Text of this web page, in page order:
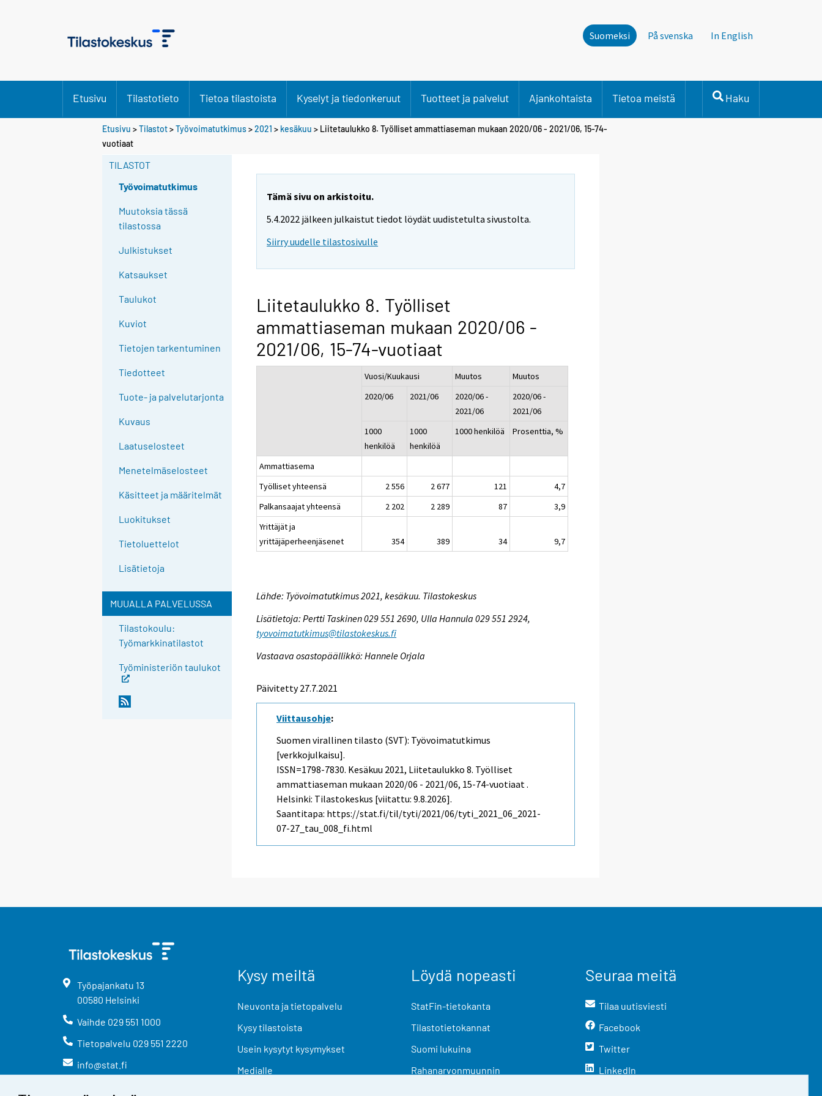
Suomeksi På svenska In English
Etusivu Tilastotieto Tietoa tilastoista Kyselyt ja tiedonkeruut Tuotteet ja palvelut Ajankohtaista Tietoa meistä Haku
Etusivu >Tilastot>Työvoimatutkimus>2021 > kesäkuu > Liitetaulukko 8. Työlliset ammattiaseman mukaan 2020/06 - 2021/06, 15-74-
vuotiaat
TILASTOT
Työvoimatutkimus
Muutoksia tässä
tilastossa
Julkistukset
Katsaukset
Taulukot
Kuviot
Tietojen tarkentuminen
Tiedotteet
Tuote- ja palvelutarjonta
Kuvaus
Laatuselosteet
Menetelmäselosteet
Käsitteet ja määritelmät
Luokitukset
Tietoluettelot
Lisätietoja
MUUALLA PALVELUSSA
Tilastokoulu:
Työmarkkinatilastot
Työministeriön taulukot
Tämä sivu on arkistoitu.
5.4.2022 jälkeen julkaistut tiedot löydät uudistetulta sivustolta.
Siirry uudelle tilastosivulle
Liitetaulukko 8. Työlliset
ammattiaseman mukaan 2020/06 -
2021/06, 15-74-vuotiaat
Vuosi/Kuukausi Muutos
Muutos
2020/06
2021/06
2020/06 -
2021/06
2020/06 -
2021/06
1000
henkilöä
1000
henkilöä
1000 henkilöä Prosenttia, %
Ammattiasema
Työlliset yhteensä
2 556 2 677 121
4,7
Palkansaajat yhteensä
2 202 2 289 87
3,9
Yrittäjät ja
yrittäjäperheenjäsenet
354 389 34 9,7
Lähde: Työvoimatutkimus 2021, kesäkuu. Tilastokeskus
Lisätietoja: Pertti Taskinen 029 551 2690, Ulla Hannula 029 551 2924,
tyovoimatutkimus@tilastokeskus.fi
Vastaava osastopäällikkö: Hannele Orjala
Päivitetty 27.7.2021
Viittausohje:
Suomen virallinen tilasto (SVT): Työvoimatutkimus
[verkkojulkaisu].
ISSN=1798-7830. Kesäkuu 2021, Liitetaulukko 8. Työlliset
ammattiaseman mukaan 2020/06 - 2021/06, 15-74-vuotiaat .
Helsinki: Tilastokeskus [viitattu: 9.8.2026].
Saantitapa: https://stat.fi/til/tyti/2021/06/tyti_2021_06_2021-
07-27_tau_008_fi.html
Työpajankatu 13
00580 Helsinki
Vaihde 029 551 1000
Tietopalvelu 029 551 2220
info@stat.fi
Kysy meiltä
Neuvonta ja tietopalvelu
Kysy tilastoista
Usein kysytyt kysymykset
Medialle
Löydä nopeasti
StatFin-tietokanta
Tilastotietokannat
Suomi lukuina
Rahanarvonmuunnin
Seuraa meitä
Tilaa uutisviesti
Facebook
Twitter
LinkedIn